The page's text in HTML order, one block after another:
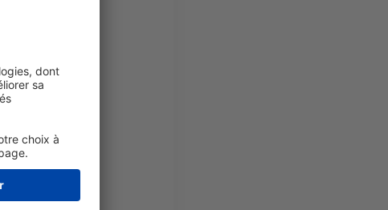
seulement
est vide
une
connectés